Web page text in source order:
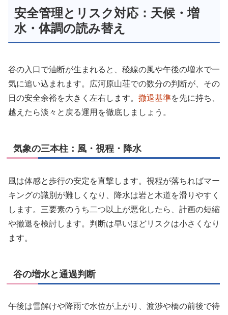
安全管理とリスク対応：天候・増
水・体調の読み替え
谷の入口で油断が生まれると、稜線の風や午後の増水で一
気に追い込まれます。広河原山荘での数分の判断が、その
日の安全余裕を大きく左右します。 撤退基準を先に持ち、
越えたら淡々と戻る運用を徹底しましょう。
気象の三本柱：風・視程・降水
風は体感と歩行の安定を直撃します。視程が落ちればマー
キングの識別が難しくなり、降水は岩と木道を滑りやすく
します。三要素のうち二つ以上が悪化したら、計画の短縮
や撤退を検討します。判断は早いほどリスクは小さくなり
ます。
谷の増水と通過判断
午後は雪解けや降雨で水位が上がり、渡渉や橋の前後で待